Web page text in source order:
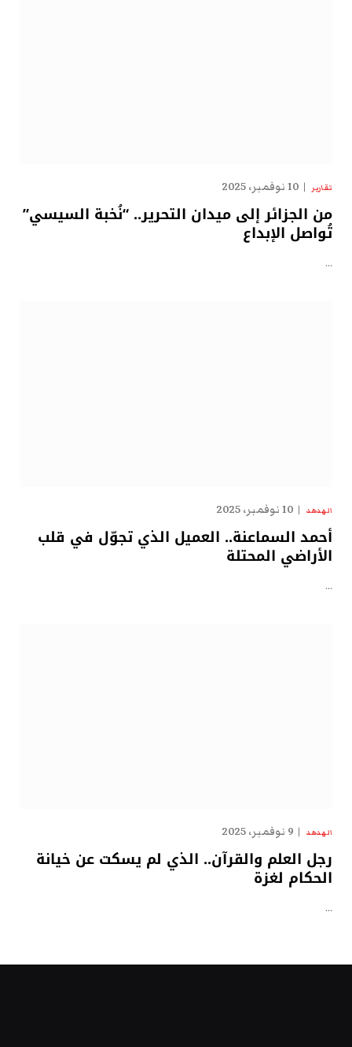
تقارير 10 نوفمبر، 2025
من الجزائر إلى ميدان التحرير.. “نُخبة السيسي”
تُواصل الإبداع
…
الهدهد 10 نوفمبر، 2025
أحمد السماعنة.. العميل الذي تجوّل في قلب
الأراضي المحتلة
…
الهدهد 9 نوفمبر، 2025
رجل العلم والقرآن.. الذي لم يسكت عن خيانة
الحكام لغزة
…